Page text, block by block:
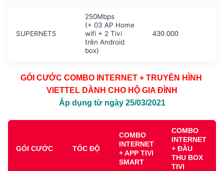
SUPERNET5
250Mbps
(+ 03 AP Home
wifi + 2 Tivi
trên Android
box)
430.000
GÓI CƯỚC COMBO INTERNET + TRUYỀN HÌNH
VIETTEL DÀNH CHO HỘ GIA ĐÌNH
Áp dụng từ ngày 25/03/2021
GÓI CƯỚC TỐC ĐỘ
COMBO
INTERNET
+ APP TIVI
SMART
COMBO
INTERNET
+ ĐẦU
THU BOX
TIVI